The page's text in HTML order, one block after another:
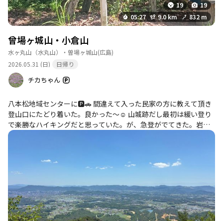
19
19
05:27
9.0 km 832 m
曾場ヶ城山・小倉山
水ヶ丸山（水丸山）・曽場ヶ城山(広島)
2026.05.31 (日)
日帰り
チカちゃん
八本松地域センターに🅿️🚗 間違えて入った民家の方に教えて頂き
登山口にたどり着いた。良かった～☺ 山城跡だし最初は緩い登り
で楽勝なハイキングだと思っていた。が、急登がでてきた。岩
場、ロープ場、激下りなどもあり厳しくも面白い山だった。會場
は、八本松駅から登って次の駅へ下るそうだ。若い人達は元気だ‼️
直下で登山教室の集団にも会った。人気の山かな？ 帰りに天然温
泉ホットカモで日帰り入浴。サッパリした。 感謝‼️感謝‼️